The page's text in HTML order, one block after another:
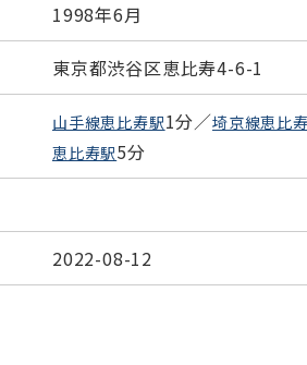
1998年6月
東京都渋谷区恵比寿4-6-1
山手線恵比寿駅1分／埼京線恵比
恵比寿駅5分
2022-08-12